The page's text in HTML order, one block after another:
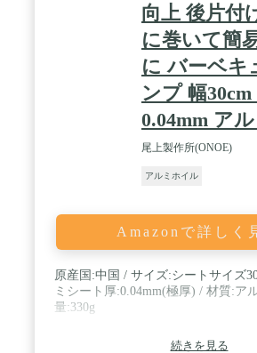
向上 後片付
に巻いて簡
に バーベキ
ンプ 幅30cm
0.04mm ア
尾上製作所(ONOE)
アルミホイル
Amazonで詳しく
原産国:中国 / サイズ:シートサイズ
ミシート厚:0.04mm(極厚) / 材質:ア
量:330g
続きを見る